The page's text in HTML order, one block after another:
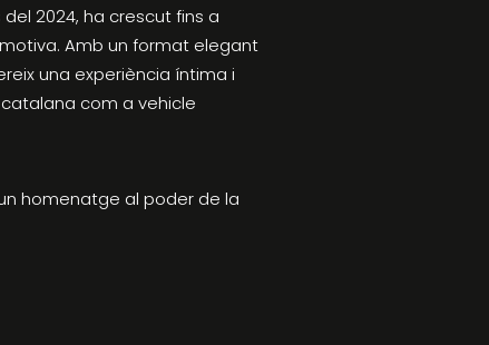
2024, ha crescut fins a
Amb un format elegant
una experiència íntima i
com a vehicle
homenatge al poder de la